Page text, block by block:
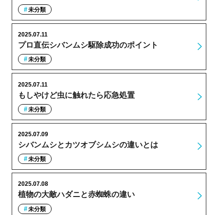
未分類
プロ直伝シバンムシ駆除成功のポイント
2025.07.11
未分類
もしやけど虫に触れたら応急処置
2025.07.11
未分類
シバンムシとカツオブシムシの違いとは
2025.07.09
未分類
植物の大敵ハダニと赤蜘蛛の違い
2025.07.08
未分類